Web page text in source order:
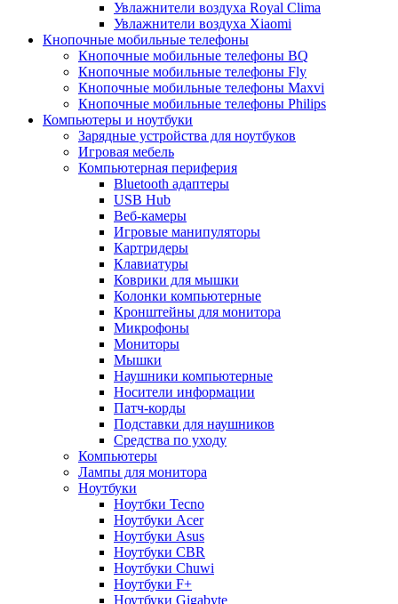
Увлажнители воздуха Royal Clima
Увлажнители воздуха Xiaomi
Кнопочные мобильные телефоны
Кнопочные мобильные телефоны BQ
Кнопочные мобильные телефоны Fly
Кнопочные мобильные телефоны Maxvi
Кнопочные мобильные телефоны Philips
Компьютеры и ноутбуки
Зарядные устройства для ноутбуков
Игровая мебель
Компьютерная периферия
Bluetooth адаптеры
USB Hub
Веб-камеры
Игровые манипуляторы
Картридеры
Клавиатуры
Коврики для мышки
Колонки компьютерные
Кронштейны для монитора
Микрофоны
Мониторы
Мышки
Наушники компьютерные
Носители информации
Патч-корды
Подставки для наушников
Средства по уходу
Компьютеры
Лампы для монитора
Ноутбуки
Ноутбки Tecno
Ноутбуки Acer
Ноутбуки Asus
Ноутбуки CBR
Ноутбуки Chuwi
Ноутбуки F+
Ноутбуки Gigabyte